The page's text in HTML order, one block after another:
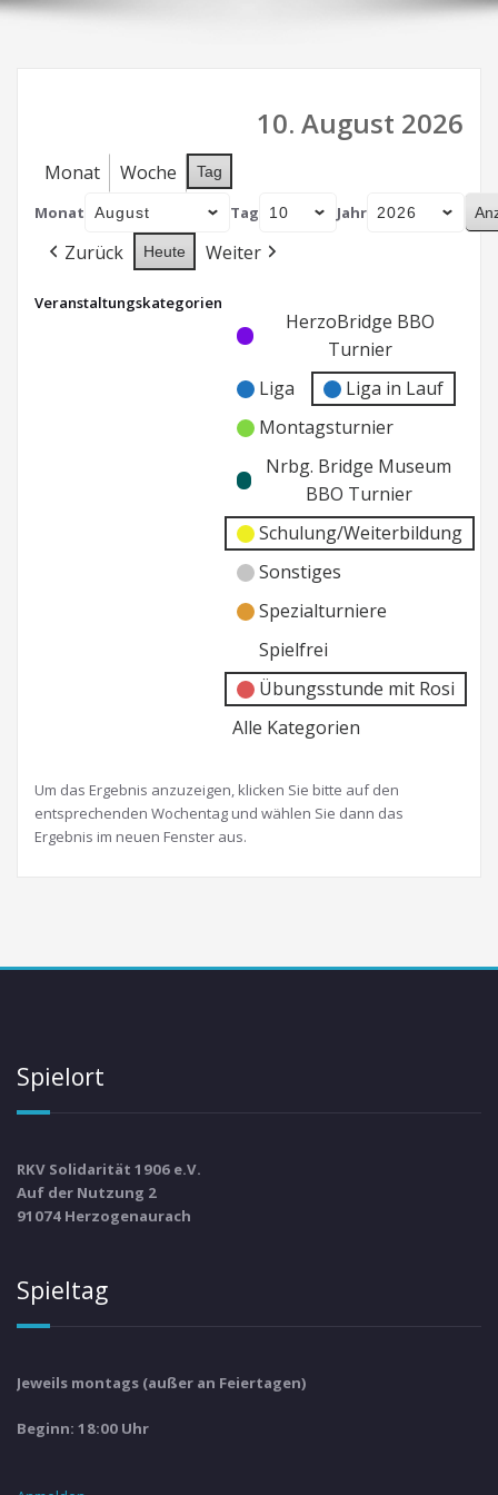
10. August 2026
Monat Woche Tag
Monat Tag Jahr
Zurück Heute Weiter
Veranstaltungskategorien
Kategorie
ohne
Kategorie
HerzoBridge BBO
Turnier
Liga
Liga in Lauf
Montagsturnier
Nrbg. Bridge Museum
BBO Turnier
Schulung/Weiterbildung
Sonstiges
Spezialturniere
Spielfrei
Übungsstunde mit Rosi
Alle Kategorien
Um das Ergebnis anzuzeigen, klicken Sie bitte auf den
entsprechenden Wochentag und wählen Sie dann das
Ergebnis im neuen Fenster aus.
Spielort
RKV Solidarität 1906 e.V.
Auf der Nutzung 2
91074 Herzogenaurach
Spieltag
Jeweils montags (außer an Feiertagen)
Beginn: 18:00 Uhr